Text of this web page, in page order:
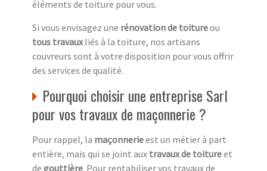
éléments de toiture pour vous.
Si vous envisagez une rénovation de toitureou
tous travauxliés à la toiture, nos artisans
couvreurs sont à votre disposition pour vous offrir
des services de qualité.
Pourquoi choisir une entreprise Sarl
pour vos travaux de maçonnerie ?
Pour rappel, la maçonnerieest un métier à part
entière, mais qui se joint aux travaux de toitureet
de gouttière. Pour rentabiliser vos travaux de